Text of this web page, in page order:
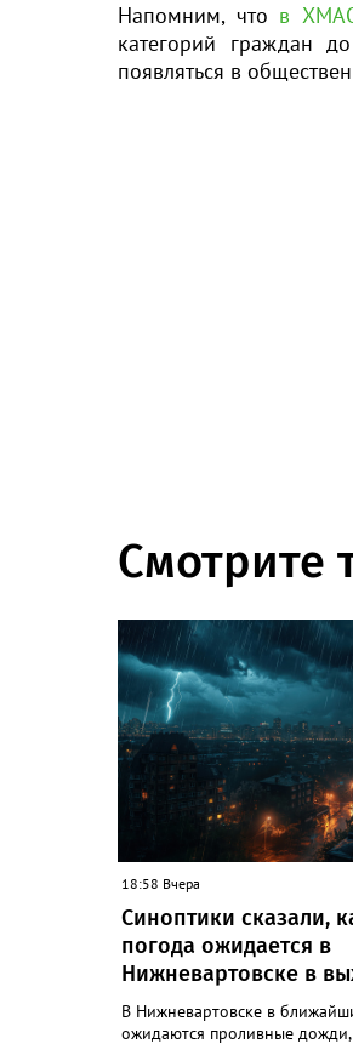
Напомним, что в
категорий граждан
появляться в
Смотрите
18:58 Вчера
Синоптики сказали,
погода ожидается в
Нижневартовске в
В Нижневартовске в
ожидаются проливные дожди,